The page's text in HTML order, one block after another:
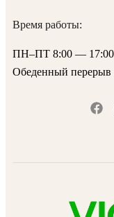
Время работы:
ПН–ПТ 8:00 — 17:00
Обеденный